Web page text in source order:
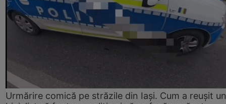
Urmărire comică pe străzile din Iași. Cum a reușit un